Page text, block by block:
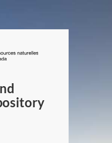
/
Canada